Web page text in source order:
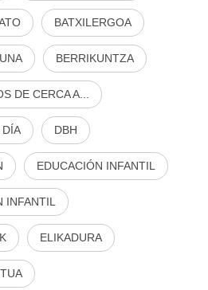
BATXILERGOA
BERRIKUNTZA
DE CERCA A...
DÍA DBH
EDUCACIÓN INFANTIL
INFANTIL
ELIKADURA